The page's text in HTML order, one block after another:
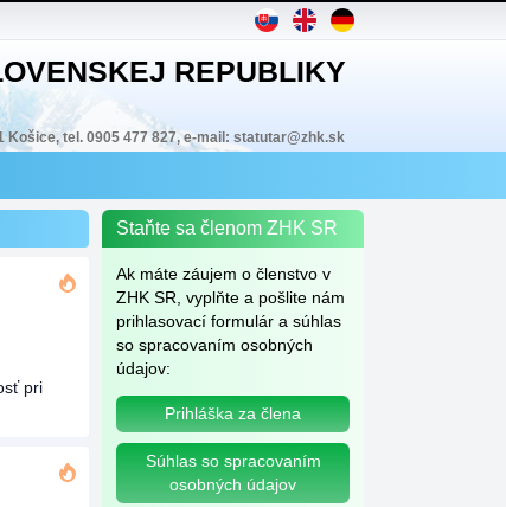
REPUBLIKY
Košice, tel. 0905 477 827, e-mail: statutar@zhk.sk
pri
Staňte sa členom ZHK SR
Ak máte záujem o členstvo v
ZHK SR, vyplňte a pošlite nám
prihlasovací formulár a súhlas
so spracovaním osobných
údajov:
Prihláška za člena
Súhlas so spracovaním
osobných údajov